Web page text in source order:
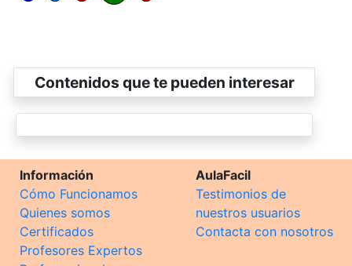
Contenidos que te pueden interesar
Información
Cómo Funcionamos
Quienes somos
Certificados
Profesores Expertos
AulaFacil
Testimonios de
nuestros usuarios
Contacta con nosotros